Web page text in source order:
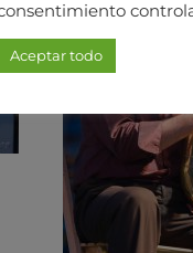
Aceptar todo